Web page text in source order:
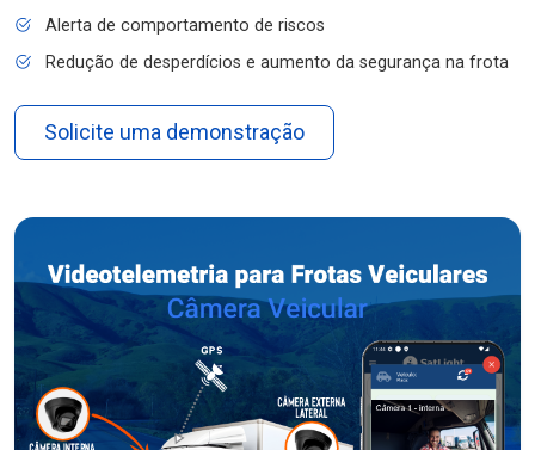
Alerta de comportamento de riscos
Redução de desperdícios e aumento da segurança na frota
Solicite uma demonstração